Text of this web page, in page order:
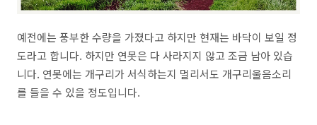
예전에는 풍부한 수량을 가졌다고 하지만 현재는 바닥이 보일 정
도라고 합니다. 하지만 연못은 다 사라지지 않고 조금 남아 있습
니다. 연못에는 개구리가 서식하는지 멀리서도 개구리울음소리
를 들을 수 있을 정도입니다.